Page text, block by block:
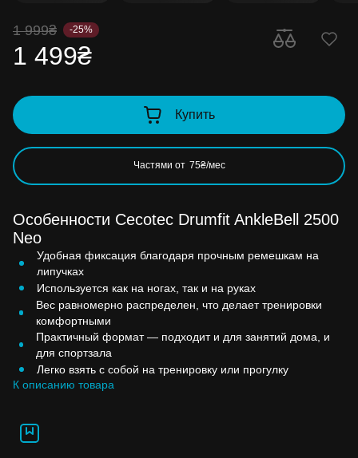
1 999₴ -25%
1 499₴
Купить
Частями от 75₴/мес
Особенности Cecotec Drumfit AnkleBell 2500
Neo
Удобная фиксация благодаря прочным ремешкам на
липучках
Используется как на ногах, так и на руках
Вес равномерно распределен, что делает тренировки
комфортными
Практичный формат — подходит и для занятий дома, и
для спортзала
Легко взять с собой на тренировку или прогулку
К описанию товара